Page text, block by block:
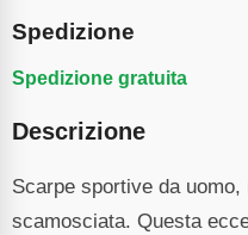
Spedizione
Spedizione gratuita
Descrizione
Scarpe sportive da
scamosciata. Questa